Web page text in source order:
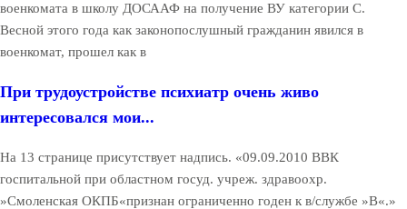
военкомата в школу ДОСААФ на получение ВУ категории С.
Весной этого года как законопослушный гражданин явился в
военкомат, прошел как в
При трудоустройстве психиатр очень живо
интересовался мои...
На 13 странице присутствует надпись. «09.09.2010 ВВК
госпитальной при областном госуд. учреж. здравоохр.
»Смоленская ОКПБ«признан ограниченно годен к в/службе »В«.»